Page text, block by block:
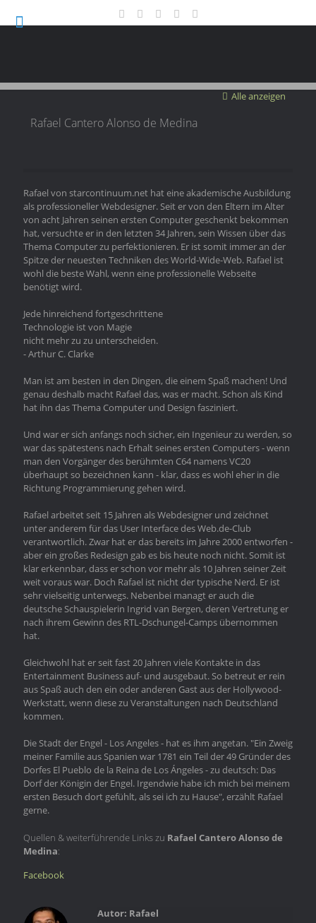
Alle anzeigen
Rafael Cantero Alonso de Medina
Rafael von starcontinuum.net hat eine akademische Ausbildung
als professioneller Webdesigner. Seit er von den Eltern im Alter
von acht Jahren seinen ersten Computer geschenkt bekommen
hat, versuchte er in den letzten 34 Jahren, sein Wissen über das
Thema Computer zu perfektionieren. Er ist somit immer an der
Spitze der neuesten Techniken des World-Wide-Web. Rafael ist
wohl die beste Wahl, wenn eine professionelle Webseite
benötigt wird.
Jede hinreichend fortgeschrittene
Technologie ist von Magie
nicht mehr zu zu unterscheiden.
- Arthur C. Clarke
Man ist am besten in den Dingen, die einem Spaß machen! Und
genau deshalb macht Rafael das, was er macht. Schon als Kind
hat ihn das Thema Computer und Design fasziniert.
Und war er sich anfangs noch sicher, ein Ingenieur zu werden, so
war das spätestens nach Erhalt seines ersten Computers - wenn
man den Vorgänger des berühmten C64 namens VC20
überhaupt so bezeichnen kann - klar, dass es wohl eher in die
Richtung Programmierung gehen wird.
Rafael arbeitet seit 15 Jahren als Webdesigner und zeichnet
unter anderem für das User Interface des Web.de-Club
verantwortlich. Zwar hat er das bereits im Jahre 2000 entworfen -
aber ein großes Redesign gab es bis heute noch nicht. Somit ist
klar erkennbar, dass er schon vor mehr als 10 Jahren seiner Zeit
weit voraus war. Doch Rafael ist nicht der typische Nerd. Er ist
sehr vielseitig unterwegs. Nebenbei managt er auch die
deutsche Schauspielerin Ingrid van Bergen, deren Vertretung er
nach ihrem Gewinn des RTL-Dschungel-Camps übernommen
hat.
Gleichwohl hat er seit fast 20 Jahren viele Kontakte in das
Entertainment Business auf- und ausgebaut. So betreut er rein
aus Spaß auch den ein oder anderen Gast aus der Hollywood-
Werkstatt, wenn diese zu Veranstaltungen nach Deutschland
kommen.
Die Stadt der Engel - Los Angeles - hat es ihm angetan. "Ein Zweig
meiner Familie aus Spanien war 1781 ein Teil der 49 Gründer des
Dorfes El Pueblo de la Reina de Los Ángeles - zu deutsch: Das
Dorf der Königin der Engel. Irgendwie habe ich mich bei meinem
ersten Besuch dort gefühlt, als sei ich zu Hause", erzählt Rafael
gerne.
Quellen & weiterführende Links zu Rafael Cantero Alonso de
Medina:
Facebook
Rafael